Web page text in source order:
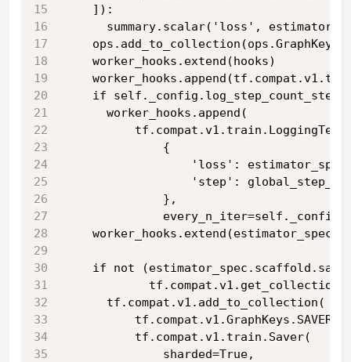
    ]):
summary.scalar('loss',
    worker_hooks.extend(hooks)
if self._config.log_step_count_steps
      worker_hooks.append(
              {
'loss':
'step':
              },
if not
      tf.compat.v1.add_to_collection(
          tf.compat.v1.GraphKeys.SAVERS,
          tf.compat.v1.train.Saver(
              sharded=True,